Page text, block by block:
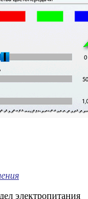
электропитания